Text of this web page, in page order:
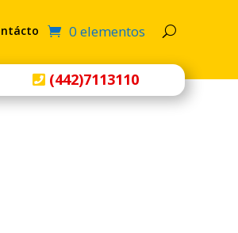
0 elementos
(442)7113110